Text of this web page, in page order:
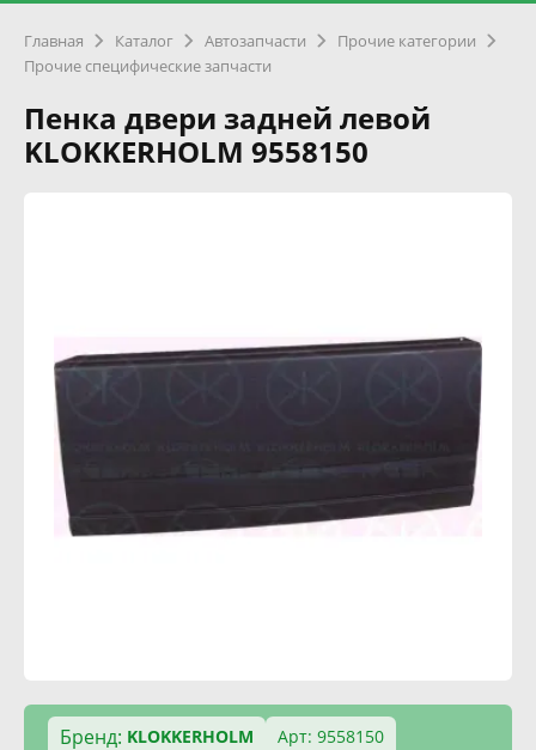
Главная Каталог Автозапчасти
Прочие категории
Прочие специфические запчасти
Пенка двери задней левой
KLOKKERHOLM 9558150
Бренд: KLOKKERHOLM
Арт: 9558150